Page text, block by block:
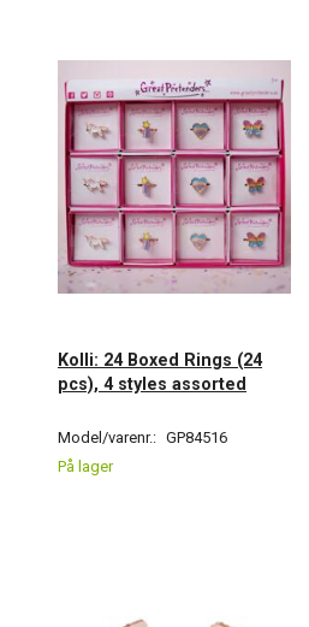
Kolli: 24 Boxed Rings (24
pcs), 4 styles assorted
Model/varenr.: GP84516
På lager